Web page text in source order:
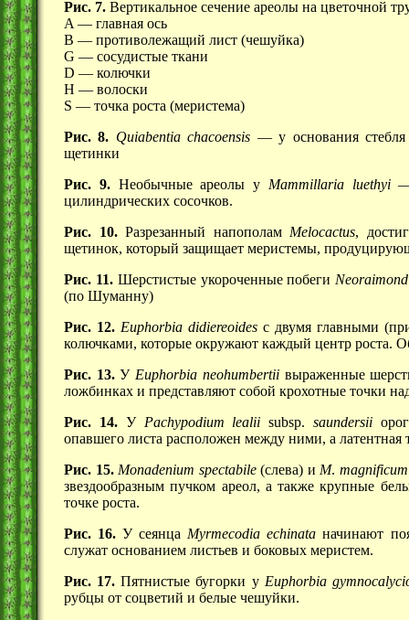
Рис. 7. Вертикальное сечение ареолы на цветочной
A — главная ось
B — противолежащий лист (чешуйка)
G — сосудистые ткани
D — колючки
H — волоски
S — точка роста (меристема)
Рис. 8. Quiabentia chacoensis — у основания
щетинки
Рис. 9.Необычные ареолы у Mammillaria luethyi—
цилиндрических сосочков.
Рис. 10.Разрезанный напополамMelocactus,
щетинок, который защищает меристемы,
Рис. 11.Шерстистые укороченные побеги
(по Шуманну)
Рис. 12. Euphorbia didiereoidesс двумя главными
колючками, которые окружают каждый центр роста.
Рис. 13.УEuphorbia neohumbertiiвыраженные
ложбинках и представляют собой крохотные точки
Рис. 14.У Pachypodium lealii subsp.saundersii
опавшего листа расположен между ними, а латентная
Рис. 15. Monadenium spectabile(слева) и M. magnificum
звездообразным пучком ареол, а также крупные
точке роста.
Рис. 16. У сеянцаMyrmecodia echinata начинают
служат основанием листьев и боковых меристем.
Рис. 17. Пятнистые бугорки у Euphorbia
рубцы от соцветий и белые чешуйки.